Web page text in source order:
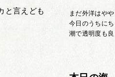
まだ外洋はや
今日のうちに
潮で透明度も